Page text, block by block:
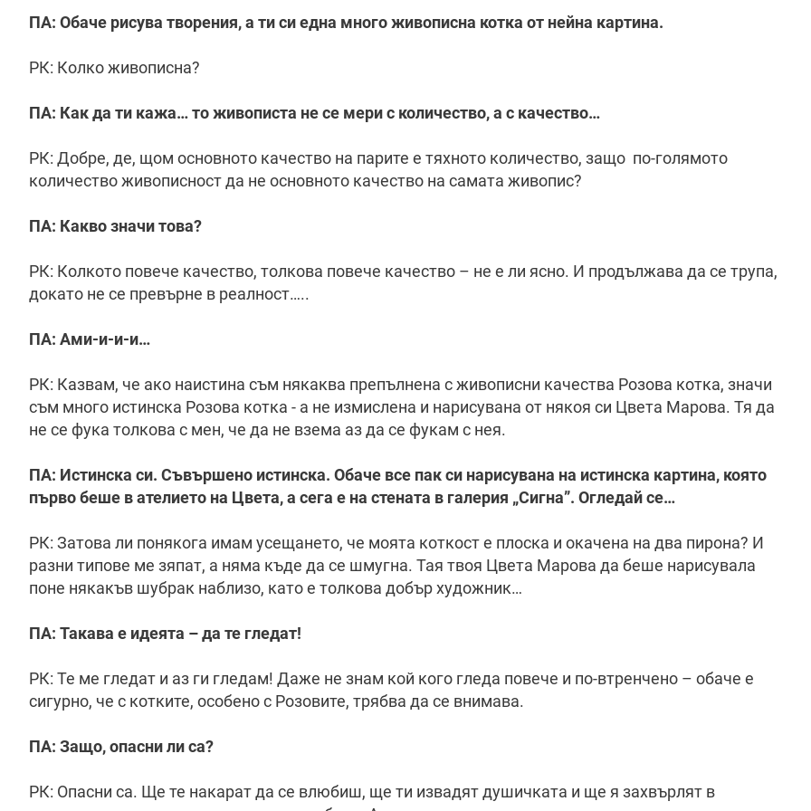
ПА: Обаче рисува творения, а ти си една много живописна котка от нейна картина.
РК: Колко живописна?
ПА: Как да ти кажа… то живописта не се мери с количество, а с качество…
РК: Добре, де, щом основното качество на парите е тяхното количество, защо по-голямото
количество живописност да не основното качество на самата живопис?
ПА: Какво значи това?
РК: Колкото повече качество, толкова повече качество – не е ли ясно. И продължава да се трупа,
докато не се превърне в реалност…..
ПА: Ами-и-и-и…
РК: Казвам, че ако наистина съм някаква препълнена с живописни качества Розова котка, значи
съм много истинска Розова котка - а не измислена и нарисувана от някоя си Цвета Марова. Тя да
не се фука толкова с мен, че да не взема аз да се фукам с нея.
ПА: Истинска си. Съвършено истинска. Обаче все пак си нарисувана на истинска картина, която
първо беше в ателието на Цвета, а сега е на стената в галерия „Сигна”. Огледай се…
РК: Затова ли понякога имам усещането, че моята коткост е плоска и окачена на два пирона? И
разни типове ме зяпат, а няма къде да се шмугна. Тая твоя Цвета Марова да беше нарисувала
поне някакъв шубрак наблизо, като е толкова добър художник…
ПА: Такава е идеята – да те гледат!
РК: Те ме гледат и аз ги гледам! Даже не знам кой кого гледа повече и по-втренчено – обаче е
сигурно, че с котките, особено с Розовите, трябва да се внимава.
ПА: Защо, опасни ли са?
РК: Опасни са. Ще те накарат да се влюбиш, ще ти извадят душичката и ще я захвърлят в